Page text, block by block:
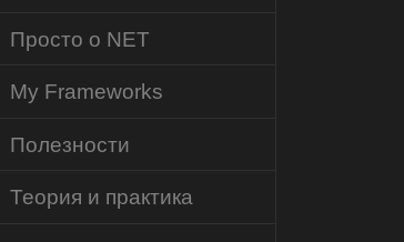
Просто о NET
My Frameworks
Полезности
Теория и практика